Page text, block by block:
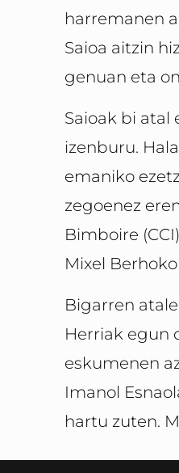
harremanen
Saioa aitzin
genuan eta
Saioak bi atal
izenburu.
emaniko
zegoenez
Bimboire
Mixel
Bigarren
Herriak egun
eskumenen
Imanol
hartu zuten.